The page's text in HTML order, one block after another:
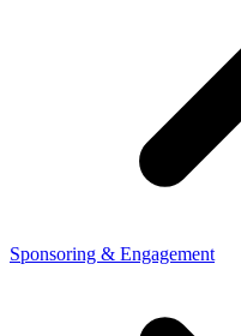
Sponsoring & Engagement